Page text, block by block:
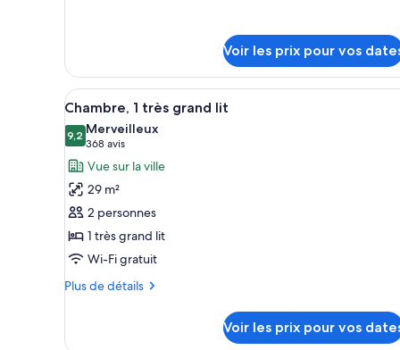
King
Room
with
View
Non
smoking
type
de
chambre
Room
with
View
Non
smoking
Voir les prix pour vos
Afficher
toutes
les
photos
pour
ce
type
de
chambre :
Chambre,
grand
Une chambre d’hôtel
4
Chambre, 1 très grand lit
9,29,2 sur 10
Merveilleux
368 avis
(368 avis)
Vue sur la ville
29 m²
2 personnes
1 très grand lit
Wi-Fi gratuit
Plus de détails
Plus
Voir les prix pour vos